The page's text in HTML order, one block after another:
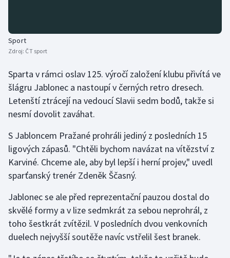
Stolní tenis
Veslování
Vodní slalom
Volejbal
Ostatní
Sport
Zdroj: ČT sport
Sparta v rámci oslav 125. výročí založení klubu přivítá ve
šlágru Jablonec a nastoupí v černých retro dresech.
Letenští ztrácejí na vedoucí Slavii sedm bodů, takže si
nesmí dovolit zaváhat.
S Jabloncem Pražané prohráli jediný z posledních 15
ligových zápasů. "Chtěli bychom navázat na vítězství z
Karviné. Chceme ale, aby byl lepší i herní projev," uvedl
sparťanský trenér Zdeněk Ščasný.
Jablonec se ale před reprezentační pauzou dostal do
skvělé formy a v lize sedmkrát za sebou neprohrál, z
toho šestkrát zvítězil. V posledních dvou venkovních
duelech nejvyšší soutěže navíc vstřelil šest branek.